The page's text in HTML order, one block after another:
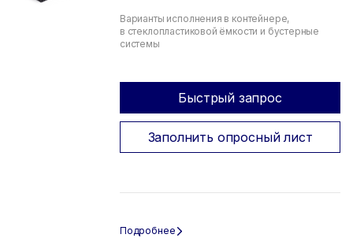
Варианты исполнения в контейнере,
в стеклопластиковой ёмкости и бустерные
системы
Быстрый запрос
Заполнить опросный лист